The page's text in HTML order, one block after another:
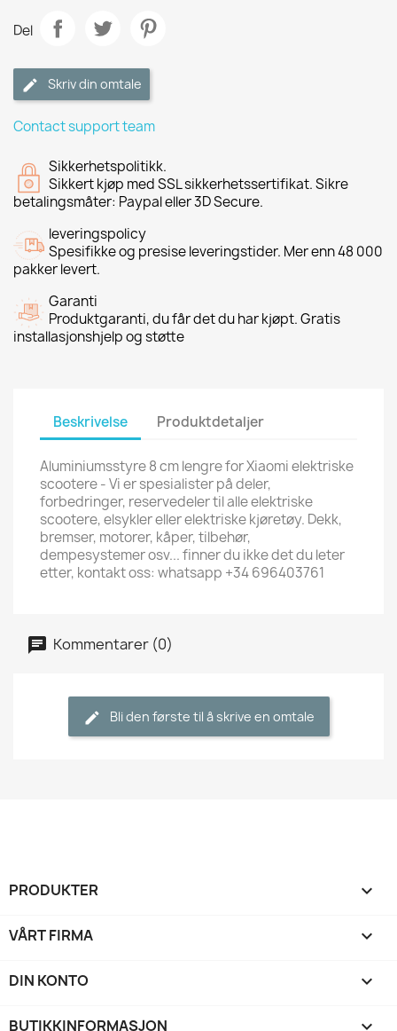
Del
Skriv din omtale
Contact support team
Sikkerhetspolitikk.
Sikkert kjøp med SSL sikkerhetssertifikat. Sikre
betalingsmåter: Paypal eller 3D Secure.
leveringspolicy
Spesifikke og presise leveringstider. Mer enn 48 000
pakker levert.
Garanti
Produktgaranti, du får det du har kjøpt. Gratis
installasjonshjelp og støtte
Beskrivelse Produktdetaljer
Aluminiumsstyre 8 cm lengre for Xiaomi elektriske
scootere - Vi er spesialister på deler,
forbedringer, reservedeler til alle elektriske
scootere, elsykler eller elektriske kjøretøy. Dekk,
bremser, motorer, kåper, tilbehør,
dempesystemer osv... finner du ikke det du leter
etter, kontakt oss: whatsapp +34 696403761
Kommentarer (0)
Bli den første til å skrive en omtale
PRODUKTER 
VÅRT FIRMA 
DIN KONTO 
BUTIKKINFORMASJON keyboard_arrow_down